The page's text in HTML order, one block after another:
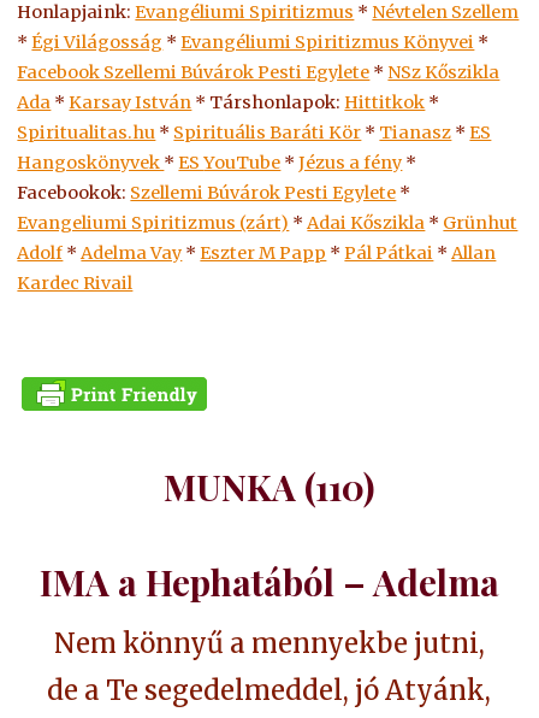
Honlapjaink:Evangéliumi Spiritizmus * Névtelen Szellem
*Égi Világosság *Evangéliumi Spiritizmus Könyvei *
Facebook Szellemi Búvárok Pesti Egylete * NSz Kőszikla
Ada *Karsay István * Társhonlapok:Hittitkok *
Spiritualitas.hu * Spirituális Baráti Kör * Tianasz *ES
Hangoskönyvek *ESYouTube *Jézus a fény *
Facebookok: Szellemi Búvárok Pesti Egylete *
Evangeliumi Spiritizmus (zárt) *Adai Kőszikla * Grünhut
Adolf *Adelma Vay *Eszter M Papp *Pál Pátkai *Allan
Kardec Rivail
MUNKA (110)
IMA a Hephatából – Adelma
Nem könnyű a mennyekbe jutni,
de a Te segedelmeddel, jó Atyánk,